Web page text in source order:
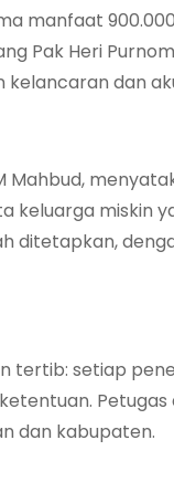
manfaat
Pak Heri
kelancaran dan
Mahbud,
keluarga miskin
ditetapkan,
tertib: setiap
dan kabupaten.